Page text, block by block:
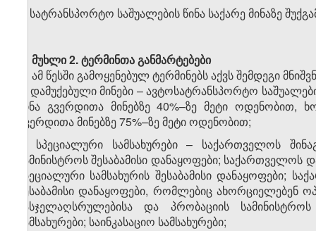
3. სატრანსპორტო საშუალების წინა საქარე
მუხლი 2. ტერმინთა განმარტებები
ამ წესში გამოყენებულ ტერმინებს აქვს შემდეგი
ა) დამუქებული მინები – ავტოსატრანსპორტო
წინა გვერდითა მინებზე 40%–ზე მეტი
გვერდითა მინებზე 75%–ზე მეტი ოდენობით;
ბ) სპეციალური სამსახურები – საქართველოს
სამინისტროს შესაბამისი დანაყოფები; საქართველოს
სპეციალური სამსახურის შესაბამისი დანაყოფები;
შესაბამისი დანაყოფები, რომლებიც ახორციელებენ
სასჯელაღსრულებისა და პრობაციის
სამსახურები; საინკასაციო სამსახურები;